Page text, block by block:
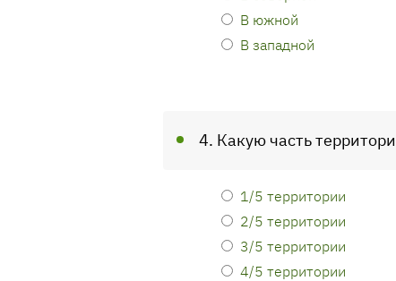
В южной
В западной
4. Какую часть
1/5 территории
2/5 территории
3/5 территории
4/5 территории